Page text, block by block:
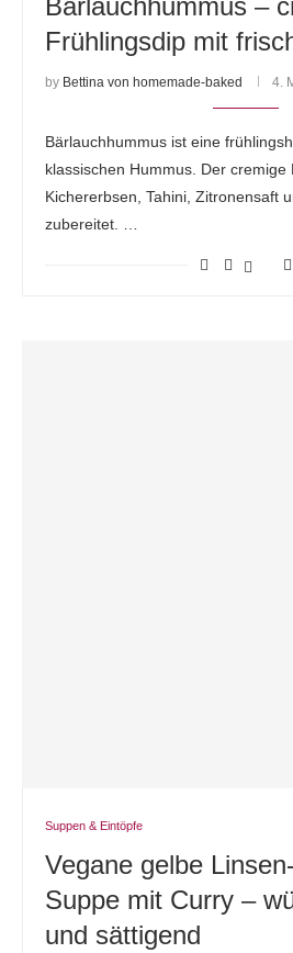
Bärlauchhummus –
Frühlingsdip mit
by Bettina von homemade-baked 4.
Bärlauchhummus ist eine
klassischen Hummus. Der cremige
Kichererbsen, Tahini, Zitronensaft
zubereitet. …
Suppen & Eintöpfe
Vegane gelbe
Suppe mit Curry –
und sättigend